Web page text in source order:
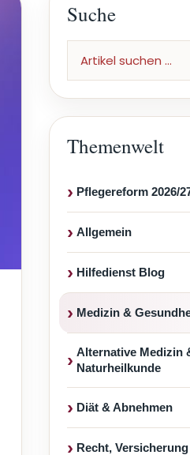
Suche
Themenwelt
Pflegereform 2026/
Allgemein
Hilfedienst Blog
Medizin &
Alternative Medizin
Naturheilkunde
Diät & Abnehmen
Recht,